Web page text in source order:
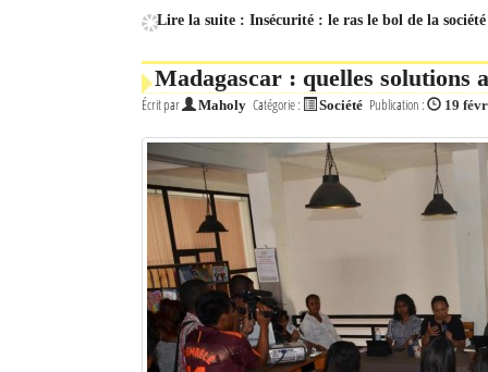
Lire la suite : Insécurité : le ras le bol de la
Madagascar : quelles solutions
Écrit par Maholy Catégorie : Société Publication : 19